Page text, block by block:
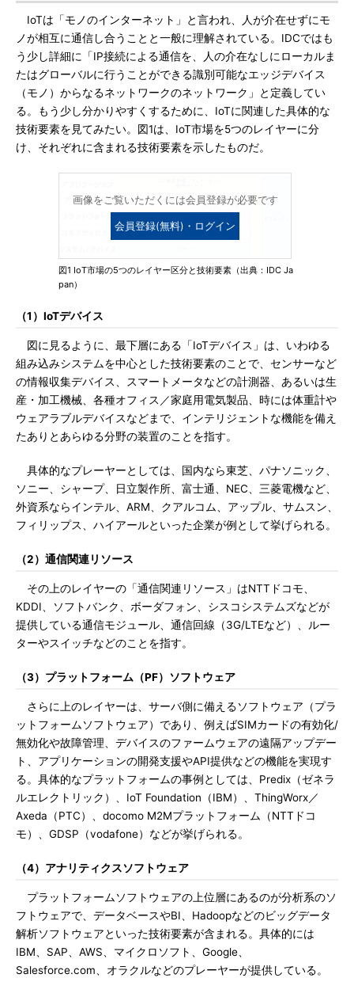
IoTは「モノのインターネット」と言われ、人が介在せずにモ
ノが相互に通信し合うことと一般に理解されている。IDCではも
う少し詳細に「IP接続による通信を、人の介在なしにローカルま
たはグローバルに行うことができる識別可能なエッジデバイス
（モノ）からなるネットワークのネットワーク」と定義してい
る。もう少し分かりやすくするために、IoTに関連した具体的な
技術要素を見てみたい。図1は、IoT市場を5つのレイヤーに分
け、それぞれに含まれる技術要素を示したものだ。
画像をご覧いただくには会員登録が必要です
会員登録(無料)・ログイン
図1 IoT市場の5つのレイヤー区分と技術要素（出典：IDC Ja
pan）
（1）IoTデバイス
図に見るように、最下層にある「IoTデバイス」は、いわゆる
組み込みシステムを中心とした技術要素のことで、センサーなど
の情報収集デバイス、スマートメータなどの計測器、あるいは生
産・加工機械、各種オフィス／家庭用電気製品、時には体重計や
ウェアラブルデバイスなどまで、インテリジェントな機能を備え
たありとあらゆる分野の装置のことを指す。
具体的なプレーヤーとしては、国内なら東芝、パナソニック、
ソニー、シャープ、日立製作所、富士通、NEC、三菱電機など、
外資系ならインテル、ARM、クアルコム、アップル、サムスン、
フィリップス、ハイアールといった企業が例として挙げられる。
（2）通信関連リソース
その上のレイヤーの「通信関連リソース」はNTTドコモ、
KDDI、ソフトバンク、ボーダフォン、シスコシステムズなどが
提供している通信モジュール、通信回線（3G/LTEなど）、ルー
ターやスイッチなどのことを指す。
（3）プラットフォーム（PF）ソフトウェア
さらに上のレイヤーは、サーバ側に備えるソフトウェア（プラ
ットフォームソフトウェア）であり、例えばSIMカードの有効化/
無効化や故障管理、デバイスのファームウェアの遠隔アップデー
ト、アプリケーションの開発支援やAPI提供などの機能を実現す
る。具体的なプラットフォームの事例としては、Predix（ゼネラ
ルエレクトリック）、IoT Foundation（IBM）、ThingWorx／
Axeda（PTC）、docomo M2Mプラットフォーム（NTTドコ
モ）、GDSP（vodafone）などが挙げられる。
（4）アナリティクスソフトウェア
プラットフォームソフトウェアの上位層にあるのが分析系のソ
フトウェアで、データベースやBI、Hadoopなどのビッグデータ
解析ソフトウェアといった技術要素が含まれる。具体的には
IBM、SAP、AWS、マイクロソフト、Google、
Salesforce.com、オラクルなどのプレーヤーが提供している。